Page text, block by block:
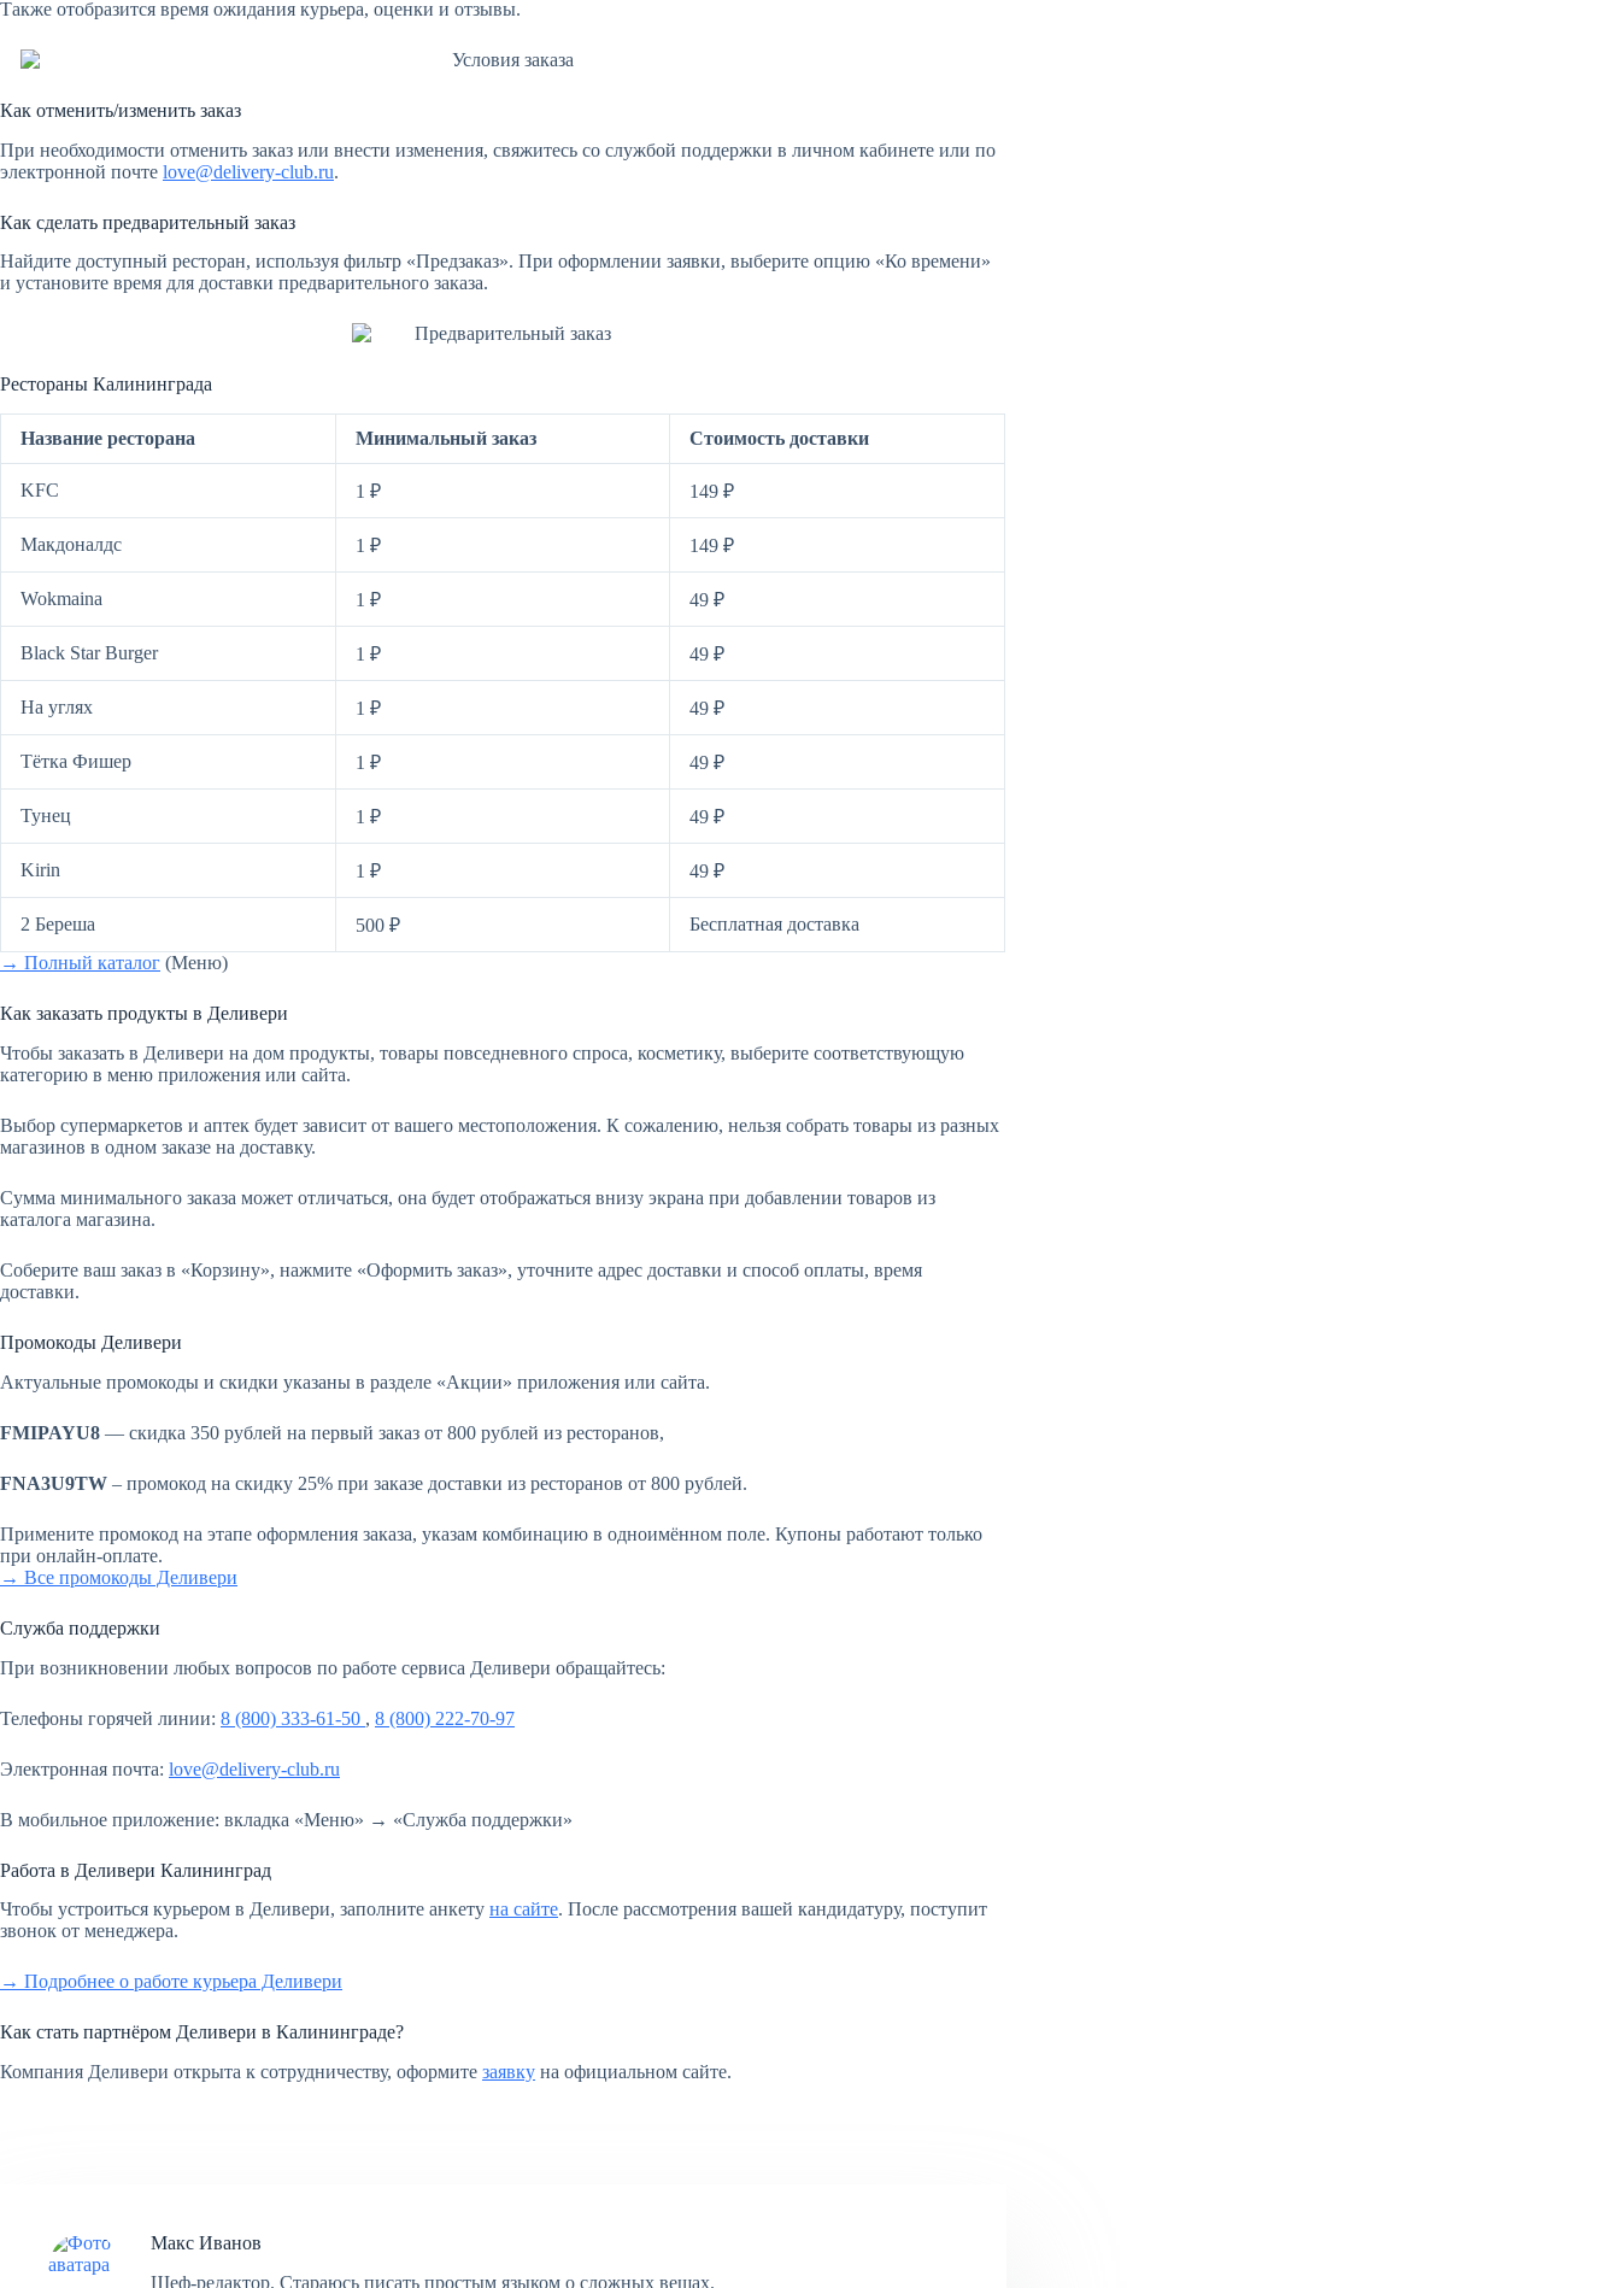
Также отобразится время ожидания курьера, оценки и отзывы.
Как отменить/изменить заказ
При необходимости отменить заказ или внести изменения, свяжитесь со службой поддержки в личном кабинете или по
электронной почте love@delivery-club.ru.
Как сделать предварительный заказ
Найдите доступный ресторан, используя фильтр «Предзаказ». При оформлении заявки, выберите опцию «Ко времени»
и установите время для доставки предварительного заказа.
Рестораны Калининграда
Название ресторана Минимальный заказ Стоимость доставки
KFC 1 ₽ 149 ₽
Макдоналдс 1 ₽ 149 ₽
Wokmaina 1 ₽ 49 ₽
Black Star Burger 1 ₽ 49 ₽
На углях 1 ₽ 49 ₽
Тётка Фишер 1 ₽ 49 ₽
Тунец 1 ₽ 49 ₽
Kirin 1 ₽ 49 ₽
2 Береша 500 ₽
Бесплатная доставка
→ Полный каталог (Меню)
Как заказать продукты в Деливери
Чтобы заказать в Деливери на дом продукты, товары повседневного спроса, косметику, выберите соответствующую
категорию в меню приложения или сайта.
Выбор супермаркетов и аптек будет зависит от вашего местоположения. К сожалению, нельзя собрать товары из разных
магазинов в одном заказе на доставку.
Сумма минимального заказа может отличаться, она будет отображаться внизу экрана при добавлении товаров из
каталога магазина.
Соберите ваш заказ в «Корзину», нажмите «Оформить заказ», уточните адрес доставки и способ оплаты, время
доставки.
Промокоды Деливери
Актуальные промокоды и скидки указаны в разделе «Акции» приложения или сайта.
FMIPAYU8 — скидка 350 рублей на первый заказ от 800 рублей из ресторанов,
FNA3U9TW – промокод на скидку 25% при заказе доставки из ресторанов от 800 рублей.
Примените промокод на этапе оформления заказа, указам комбинацию в одноимённом поле. Купоны работают только
при онлайн-оплате.
→ Все промокоды Деливери
Служба поддержки
При возникновении любых вопросов по работе сервиса Деливери обращайтесь:
Телефоны горячей линии: 8 (800) 333-61-50 , 8 (800) 222-70-97
Электронная почта: love@delivery-club.ru
В мобильное приложение: вкладка «Меню» → «Служба поддержки»
Работа в Деливери Калининград
Чтобы устроиться курьером в Деливери, заполните анкету на сайте. После рассмотрения вашей кандидатуру, поступит
звонок от менеджера.
→ Подробнее о работе курьера Деливери
Как стать партнёром Деливери в Калининграде?
Компания Деливери открыта к сотрудничеству, оформите заявку на официальном сайте.
Макс Иванов
Шеф-редактор. Стараюсь писать простым языком о сложных вещах.